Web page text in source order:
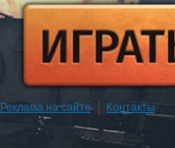
Реклама на сайте Контакты